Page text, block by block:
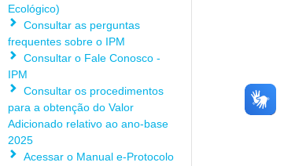
Ecológico)
Consultar as perguntas
frequentes sobre o IPM
Consultar o Fale Conosco -
IPM
Consultar os procedimentos
para a obtenção do Valor
Adicionado relativo ao ano-base
2025
Acessar o Manual e-Protocolo